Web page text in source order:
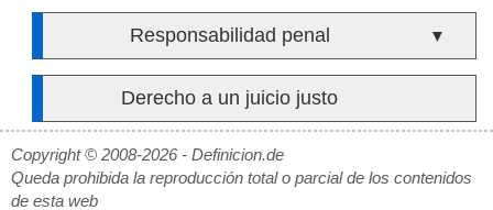
Responsabilidad penal ▼
Derecho a un juicio justo
Copyright © 2008-2026 - Definicion.de
Queda prohibida la reproducción total o parcial de los contenidos
de esta web